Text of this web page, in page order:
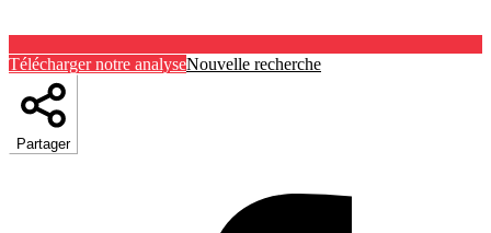
Télécharger notre analyseNouvelle recherche
Partager